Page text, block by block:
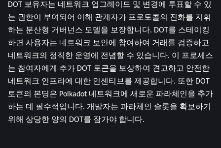
DOT 보유자는 네트워크 업그레이드 및 변경에 투표할 수 있
는 권한이 부여되어 이해 관계자가 프로토콜의 진화를 지휘
하는 분산형 거버넌스 모델을 보장합니다. DOT를 스테이킹
하면 사용자는 네트워크 보안에 참여하여 거래를 검증하고
네트워크의 정직한 운영에 전념할 수 있습니다. 이 프로세스
는 참여자에게 추가 DOT 토큰을 보상하여 견고하고 안전한
네트워크 인프라에 대한 인센티브를 제공합니다. 또한 DOT
토큰의 본딩은 Polkadot 네트워크에 새로운 파라체인을 추가
하는 데 필수적입니다. 개발자는 파라체인 슬롯을 확보하기
위해 상당한 양의 DOT를 잠가야 합니다.